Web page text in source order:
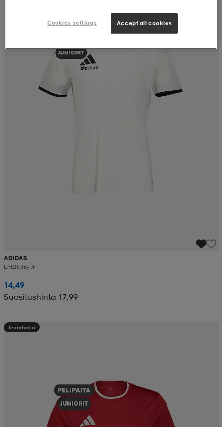
ADIDAS
Ent26 Jsy Jr
14,49
Suositushinta 17,99
Teamhinta
Cookies settings Accept all cookies